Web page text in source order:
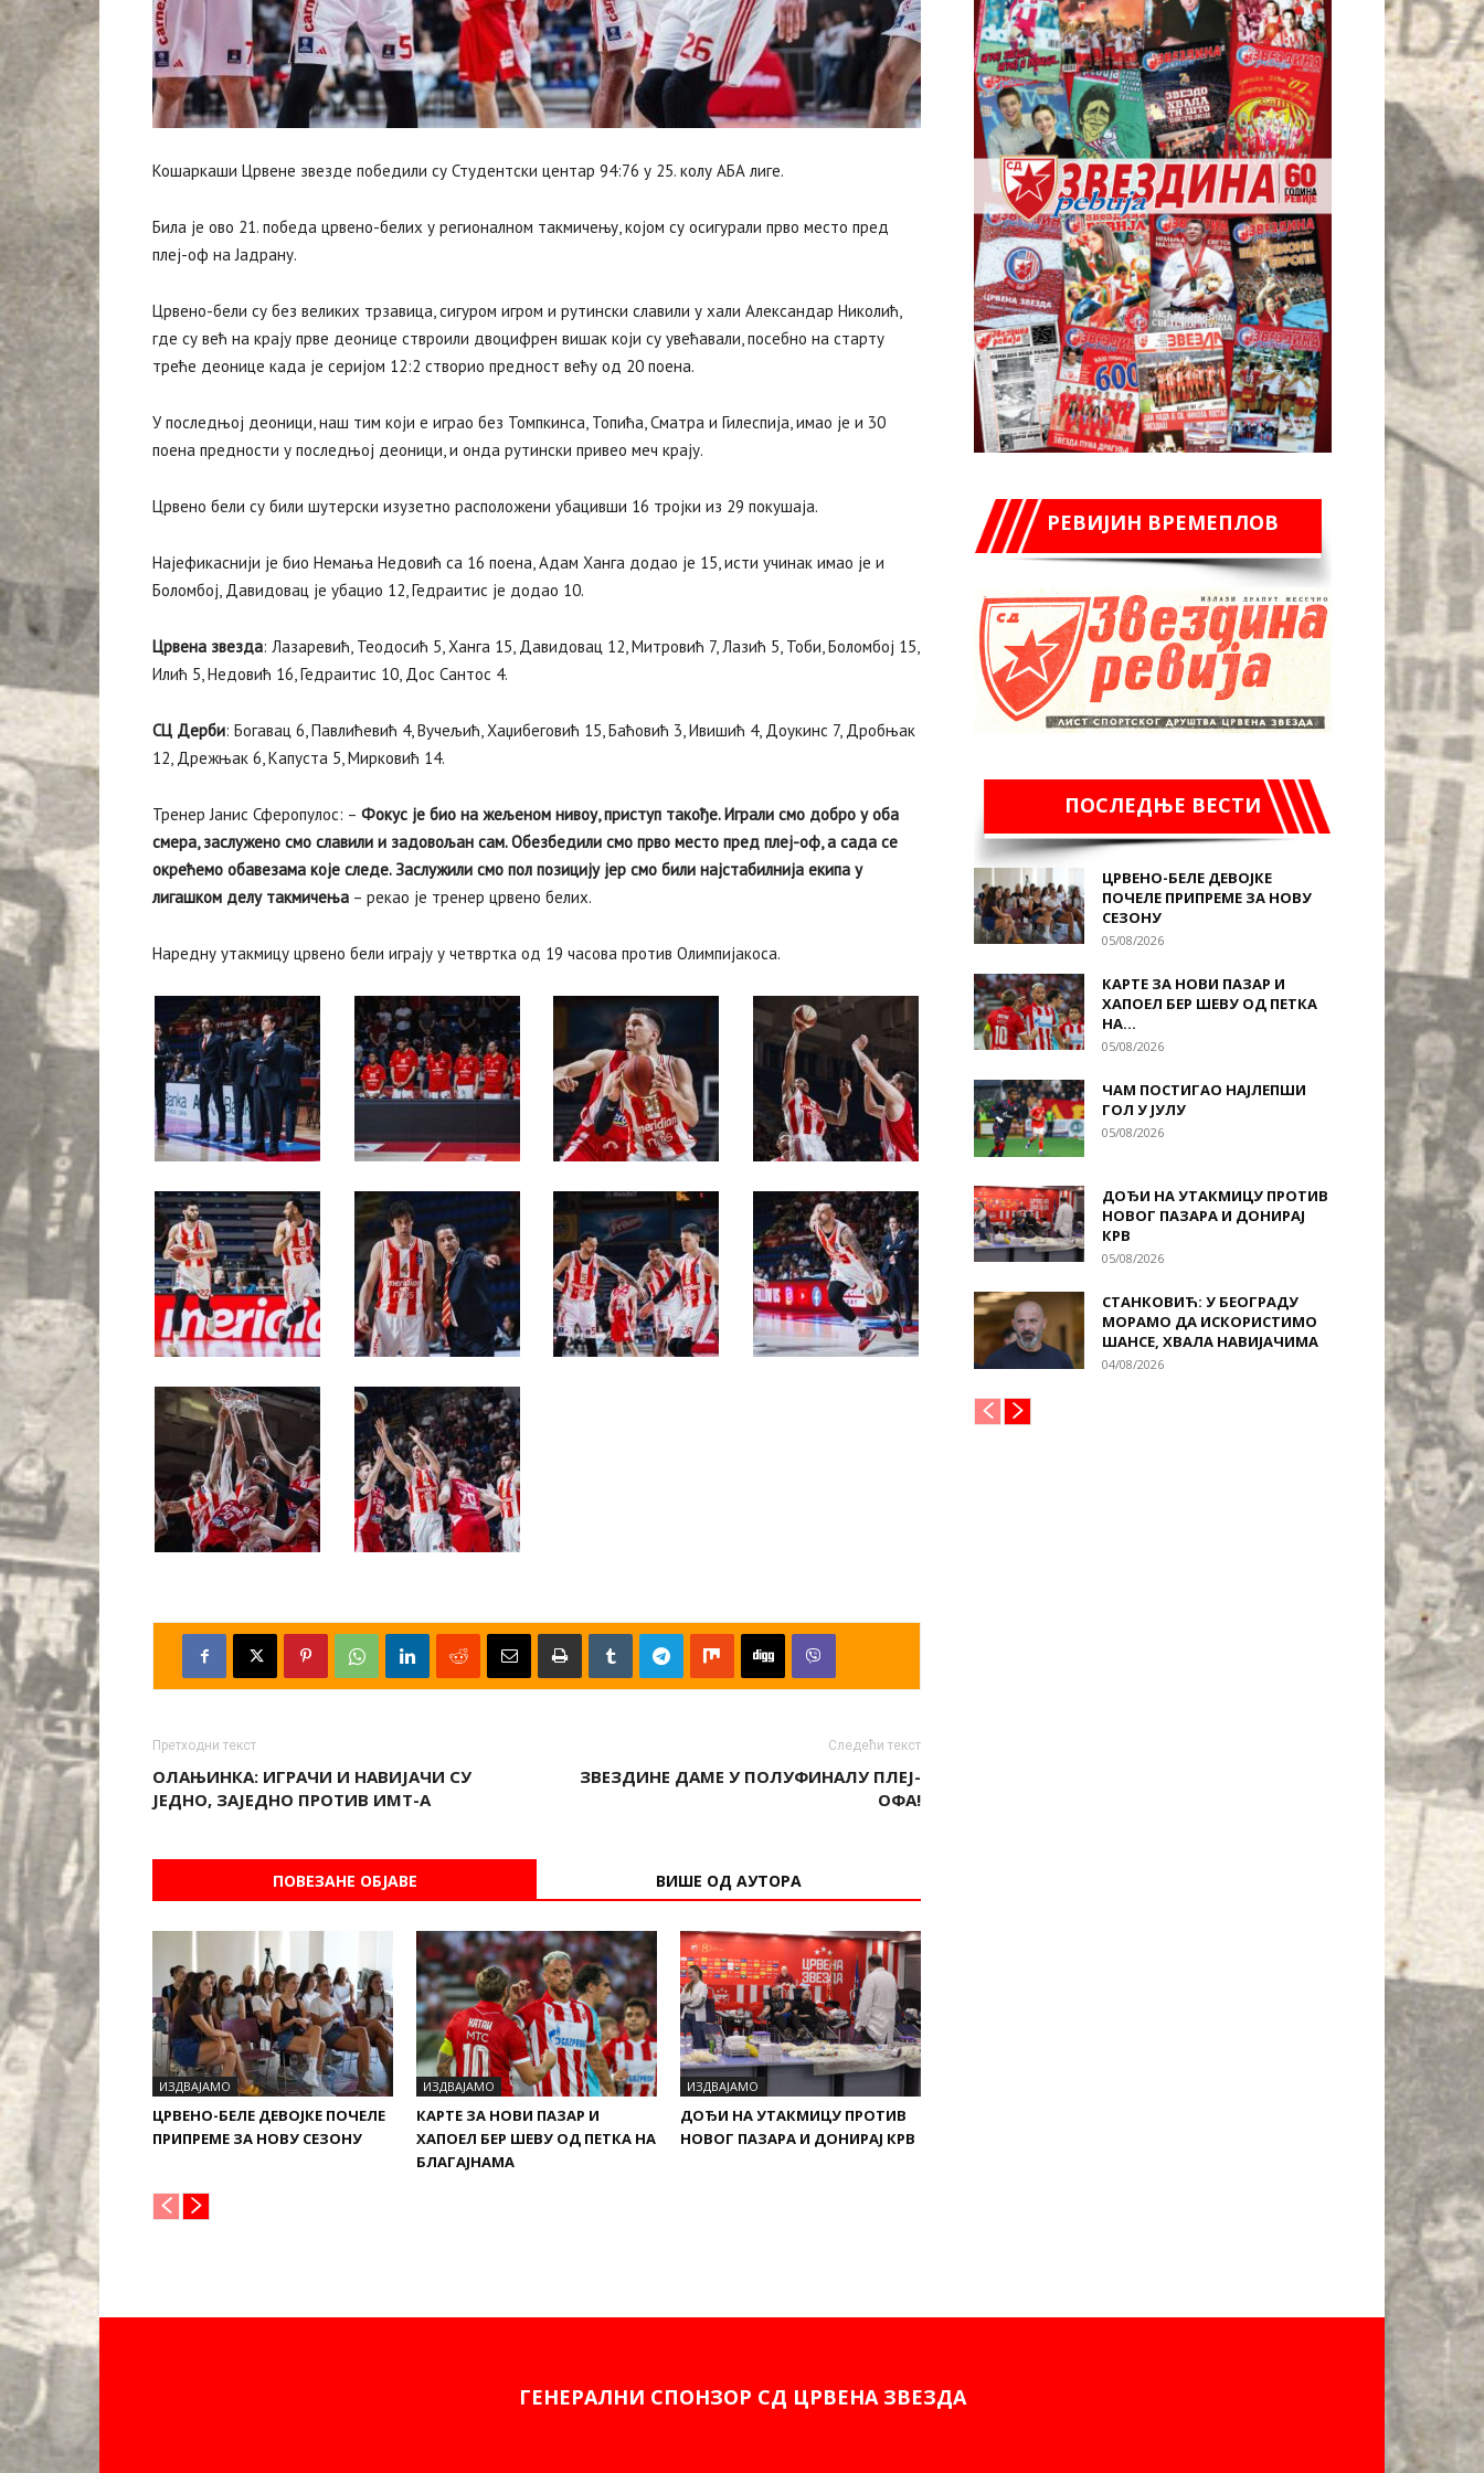
Кошаркаши Црвене звезде победили су Студентски центар 94:76 у 25. колу АБА лиге.
Била је ово 21. победа црвено-белих у регионалном такмичењу, којом су осигурали прво место пред
плеј-оф на Јадрану.
Црвено-бели су без великих трзавица, сигуром игром и рутински славили у хали Александар Николић,
где су већ на крају прве деонице ствроили двоцифрен вишак који су увећавали, посебно на старту
треће деонице када је серијом 12:2 створио предност већу од 20 поена.
У последњој деоници, наш тим који е играо без Томпкинса, Топића, Сматра и Гилеспија, имао је и 30
поена предности у последњој деоници, и онда рутински привео меч крају.
Црвено бели су били шутерски изузетно расположени убацивши 16 тројки из 29 покушаја.
Најефикаснији је био Немања Недовић са 16 поена, Адам Ханга додао је 15, исти учинак имао је и
Боломбој, Давидовац је убацио 12, Гедраитис је додао 10.
Црвена звезда: Лазаревић, Теодосић 5, Ханга 15, Давидовац 12, Митровић 7, Лазић 5, Тоби, Боломбој 15,
Илић 5, Недовић 16, Гедраитис 10, Дос Сантос 4.
СЦ Дерби: Богавац 6, Павлићевић 4, Вучељић, Хаџибеговић 15, Баћовић 3, Ивишић 4, Доукинс 7, Дробњак
12, Дрежњак 6, Капуста 5, Мирковић 14.
Тренер Јанис Сферопулос: – Фокус је био на жељеном нивоу, приступ такође. Играли смо добро у оба
смера, заслужено смо славили и задовољан сам. Обезбедили смо прво место пред плеј-оф, а сада се
окрећемо обавезама које следе. Заслужили смо пол позицију јер смо били најстабилнија екипа у
лигашком делу такмичења – рекао је тренер црвено белих.
Наредну утакмицу црвено бели играју у четвртка од 19 часова против Олимпијакоса.
Претходни текст
ОЛАЊИНКА: ИГРАЧИ И НАВИЈАЧИ СУ
ЈЕДНО, ЗАЈЕДНО ПРОТИВ ИМТ-А
Следећи текст
ЗВЕЗДИНЕ ДАМЕ У ПОЛУФИНАЛУ ПЛЕЈ-
ОФА!
ПОВЕЗАНЕ ОБЈАВЕ ВИШЕ ОД АУТОРА
ИЗДВАЈАМО
ЦРВЕНО-БЕЛЕ ДЕВОЈКЕ ПОЧЕЛЕ
ПРИПРЕМЕ ЗА НОВУ СЕЗОНУ
ИЗДВАЈАМО
КАРТЕ ЗА НОВИ ПАЗАР И
ХАПОЕЛ БЕР ШЕВУ ОД ПЕТКА НА
БЛАГАЈНАМА
ИЗДВАЈАМО
ДОЂИ НА УТАКМИЦУ ПРОТИВ
НОВОГ ПАЗАРА И ДОНИРАЈ КРВ
РЕВИЈИН ВРЕМЕПЛОВ
ПОСЛЕДЊЕ ВЕСТИ
ЦРВЕНО-БЕЛЕ ДЕВОЈКЕ
ПОЧЕЛЕ ПРИПРЕМЕ ЗА НОВУ
СЕЗОНУ
05/08/2026
КАРТЕ ЗА НОВИ ПАЗАР И
ХАПОЕЛ БЕР ШЕВУ ОД ПЕТКА
НА...
05/08/2026
ЧАМ ПОСТИГАО НАЈЛЕПШИ
ГОЛ У ЈУЛУ
05/08/2026
ДОЂИ НА УТАКМИЦУ ПРОТИВ
НОВОГ ПАЗАРА И ДОНИРАЈ
КРВ
05/08/2026
СТАНКОВИЋ: У БЕОГРАДУ
МОРАМО ДА ИСКОРИСТИМО
ШАНСЕ, ХВАЛА НАВИЈАЧИМА
04/08/2026
ГЕНЕРАЛНИ СПОНЗОР СД ЦРВЕНА ЗВЕЗДА